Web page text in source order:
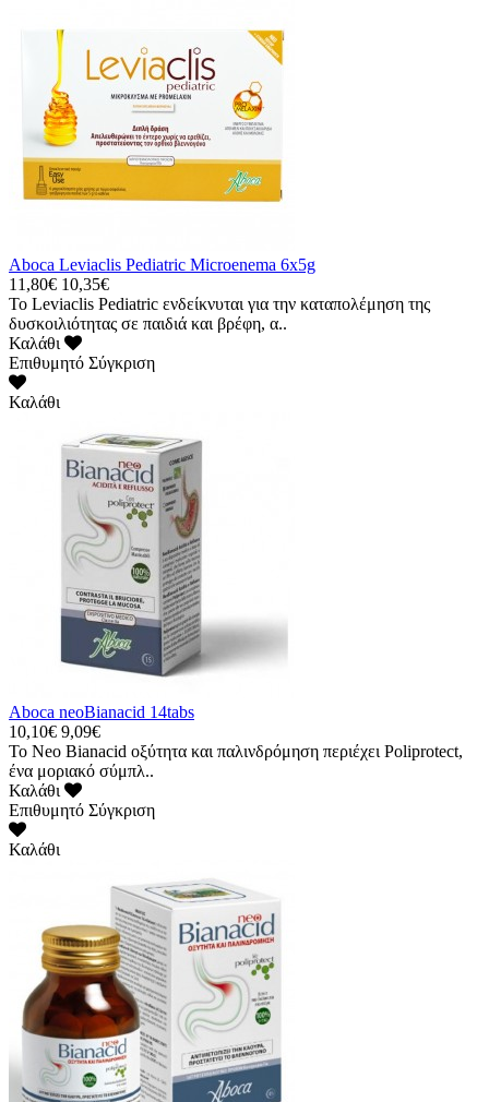
Aboca Leviaclis Pediatric Microenema 6x5g
11,80€ 10,35€
Το Leviaclis Pediatric ενδείκνυται για την καταπολέμηση της
δυσκοιλιότητας σε παιδιά και βρέφη, α..
Καλάθι
Επιθυμητό Σύγκριση
Καλάθι
Aboca neoBianacid 14tabs
10,10€ 9,09€
Το Neo Bianacid οξύτητα και παλινδρόμηση περιέχει Poliprotect,
ένα μοριακό σύμπλ..
Καλάθι
Επιθυμητό Σύγκριση
Καλάθι